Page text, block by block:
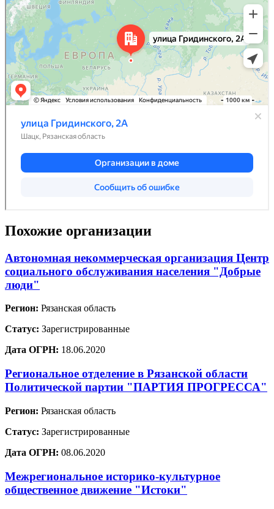
Похожие организации
Автономная некоммерческая организация Центр
социального обслуживания населения "Добрые
люди"
Регион: Рязанская область
Статус: Зарегистрированные
Дата ОГРН: 18.06.2020
Региональное отделение в Рязанской области
Политической партии "ПАРТИЯ ПРОГРЕССА"
Регион: Рязанская область
Статус: Зарегистрированные
Дата ОГРН: 08.06.2020
Межрегиональное историко-культурное
общественное движение "Истоки"